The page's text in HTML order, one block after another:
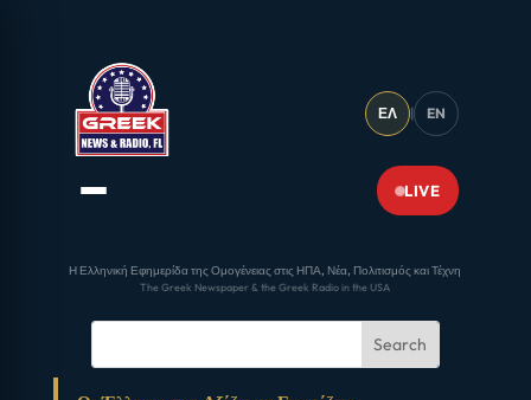
ΕΛ | EN
LIVE
Η Ελληνική Εφημερίδα της Ομογένειας στις ΗΠΑ, Νέα, Πολιτισμός και Τέχνη
The Greek Newspaper & the Greek Radio in the USA